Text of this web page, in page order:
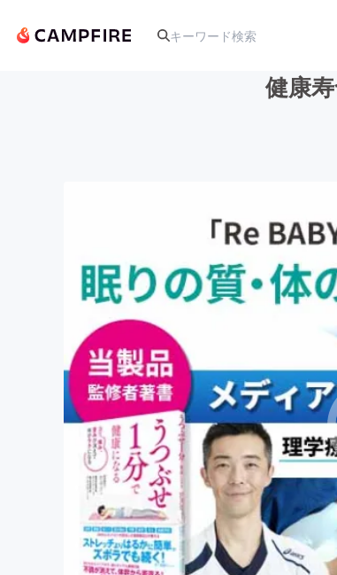
アート・写真
テクノロジー・ガジェット
ビジネス・起業
まちづくり・地域活性化
健康